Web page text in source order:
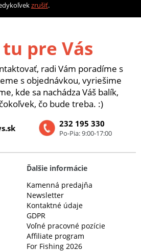
zrušiť.
tu pre Vás
radi Vám poradíme s
s objednávkou, vyriešime
kde sa nachádza Váš balík,
čo bude treba. :)
232 195 330
Po-Pia: 9:00-17:00
Ďalšie informácie
Kamenná predajňa
Newsletter
Kontaktné údaje
GDPR
Voľné pracovné pozície
Affiliate program
For Fishing 2026